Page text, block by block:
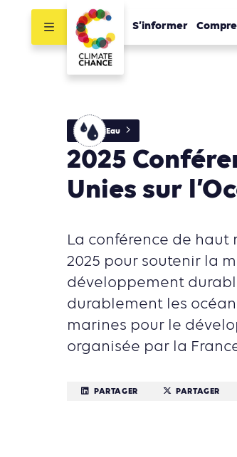
S’informer
Eau
2025
Unies sur
La conférence de haut
2025 pour soutenir la
développement
durablement les
marines pour le
organisée par la
PARTAGER PARTAGER